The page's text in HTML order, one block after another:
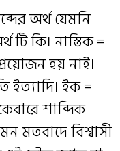
অর্থ যেমনি
কি। নাস্তিক =
হয় নাই।
ইত্যাদি। ইক =
শাব্দিক
মতবাদে বিশ্বাসী